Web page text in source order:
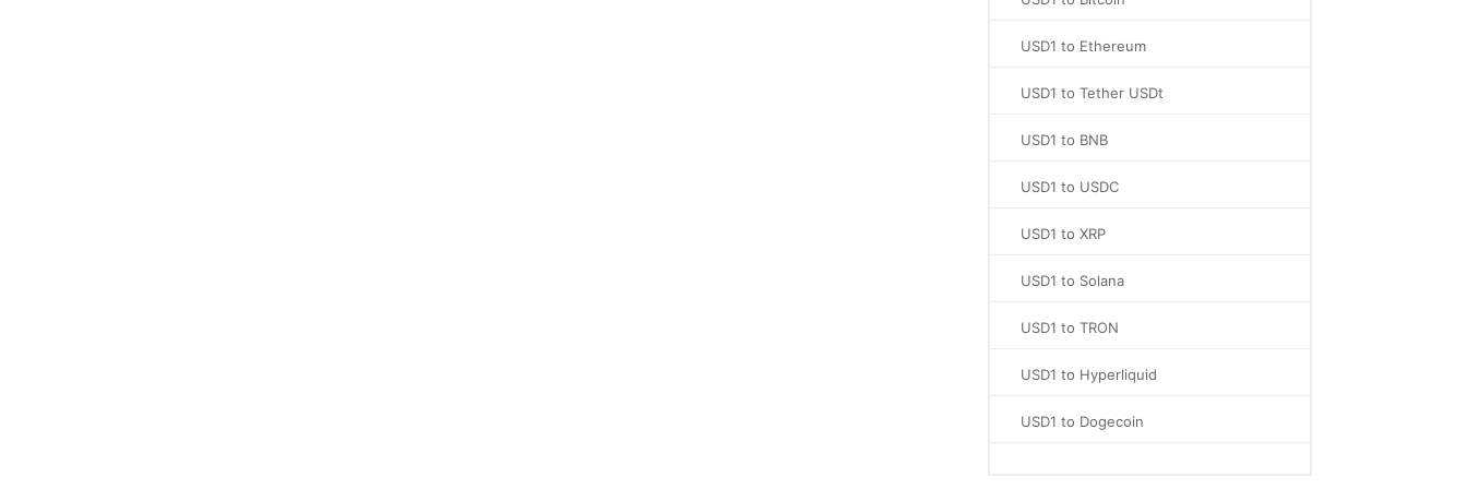
USD1 to Ethereum
USD1 to Tether USDt
USD1 to BNB
USD1 to USDC
USD1 to XRP
USD1 to Solana
USD1 to TRON
USD1 to Hyperliquid
USD1 to Dogecoin